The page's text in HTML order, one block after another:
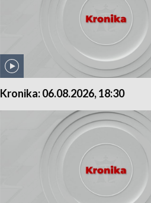
Kronika: 06.08.2026, 18:30